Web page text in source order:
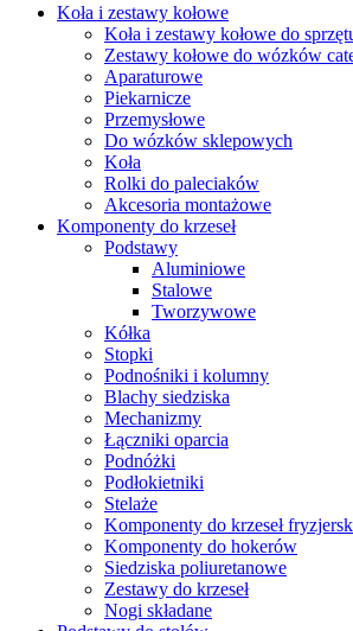
Koła i zestawy kołowe
Koła i zestawy kołowe do
Zestawy kołowe do wózków
Aparaturowe
Piekarnicze
Przemysłowe
Do wózków sklepowych
Koła
Rolki do paleciaków
Akcesoria montażowe
Komponenty do krzeseł
Podstawy
Aluminiowe
Stalowe
Tworzywowe
Kółka
Stopki
Podnośniki i kolumny
Blachy siedziska
Mechanizmy
Łączniki oparcia
Podnóżki
Podłokietniki
Stelaże
Komponenty do krzeseł
Komponenty do hokerów
Siedziska poliuretanowe
Zestawy do krzeseł
Nogi składane